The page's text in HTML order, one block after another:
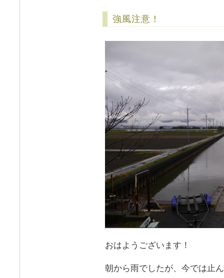
強風注意！
おはようございます！
朝から雨でしたが、今では止